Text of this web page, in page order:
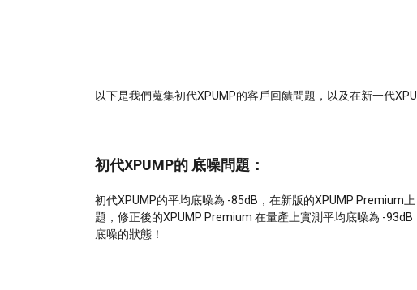
以下是我們蒐集初代XPUMP的客戶回饋問題，以及在新一代
初代XPUMP的 底噪問題：
初代XPUMP的平均底噪為 -85dB，在新版的XPUMP Premium
題，修正後的XPUMP Premium 在量產上實測平均底噪為 -
底噪的狀態！